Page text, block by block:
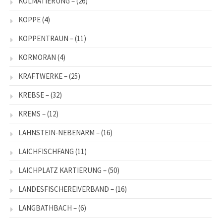
KOPPE(4)
KOPPENTRAUN –(11)
KORMORAN (4)
KRAFTWERKE –(25)
KREBSE –(32)
KREMS –(12)
LAHNSTEIN-NEBENARM –(16)
LAICHFISCHFANG (11)
LAICHPLATZ KARTIERUNG –(50)
LANDESFISCHEREIVERBAND –(16)
LANGBATHBACH –(6)